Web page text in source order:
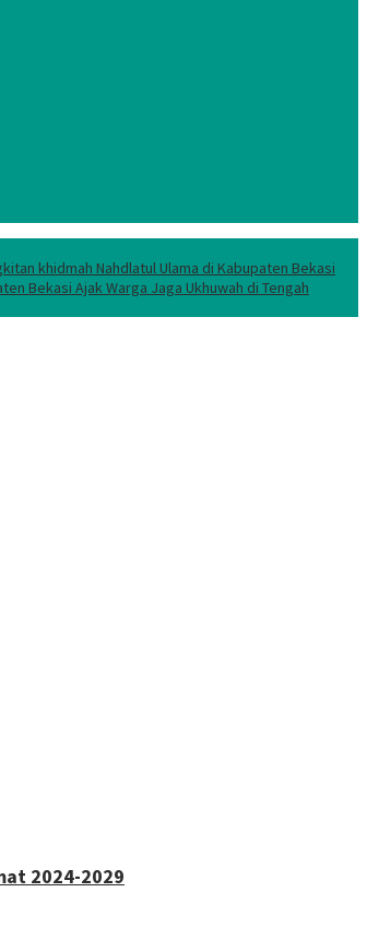
khidmah Nahdlatul Ulama di Kabupaten Bekasi
Bekasi Ajak Warga Jaga Ukhuwah di Tengah
2024-2029